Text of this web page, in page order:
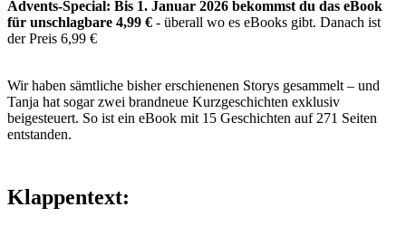
Advents-Special: Bis 1. Januar 2026 bekommst du das eBook
für unschlagbare 4,99 € - überall wo es eBooks gibt. Danach ist
der Preis 6,99 €
Wir haben sämtliche bisher erschienenen Storys gesammelt – und
Tanja hat sogar zwei brandneue Kurzgeschichten exklusiv
beigesteuert. So ist ein eBook mit 15 Geschichten auf 271 Seiten
entstanden.
Klappentext: